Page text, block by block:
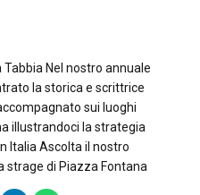
Nel nostro annuale
la storica e scrittrice
sui luoghi
illustrandoci la strategia
Italia Ascolta il nostro
strage di Piazza Fontana